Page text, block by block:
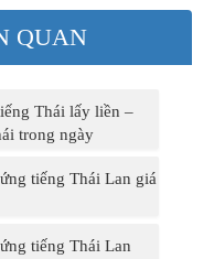
QUAN
Thái lấy liền –
trong ngày
tiếng Thái Lan giá
tiếng Thái Lan